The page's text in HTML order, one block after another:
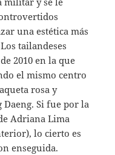
una estética más
tailandeses
2010 en la que
el mismo centro
rosa y
Daeng. Si fue por la
Adriana Lima
lo cierto es
enseguida.